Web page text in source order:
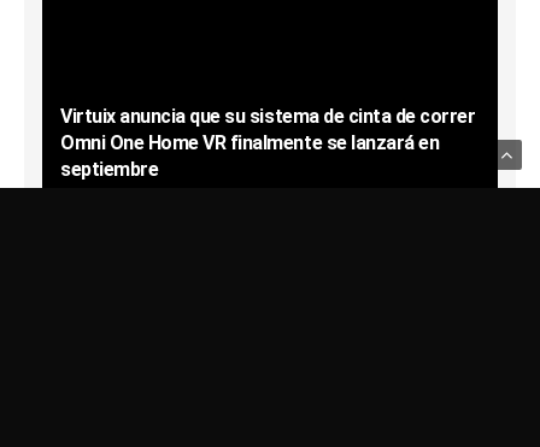
Virtuix anuncia que su sistema de cinta de correr
Omni One Home VR finalmente se lanzará en
septiembre